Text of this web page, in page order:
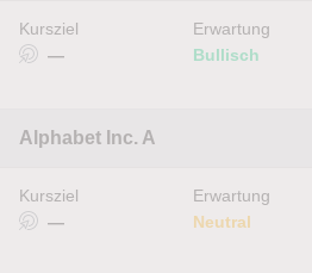
Kursziel
—
Erwartung
Bullisch
Alphabet Inc. A
Kursziel
—
Erwartung
Neutral